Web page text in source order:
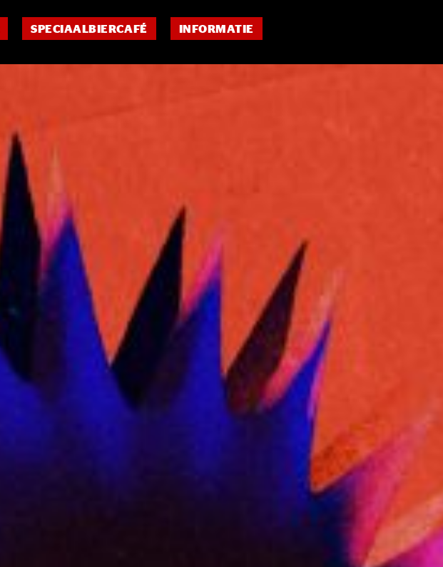
SPECIAALBIERCAFÉ INFORMATIE